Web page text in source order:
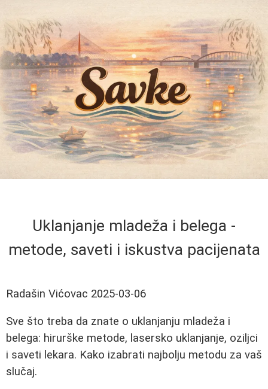
Uklanjanje mladeža i belega -
metode, saveti i iskustva pacijenata
Radašin Vićovac 2025-03-06
Sve što treba da znate o uklanjanju mladeža i
belega: hirurške metode, lasersko uklanjanje, oziljci
i saveti lekara. Kako izabrati najbolju metodu za vaš
slučaj.